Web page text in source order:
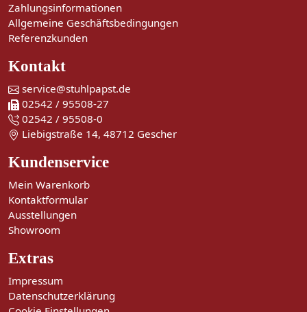
Zahlungsinformationen
Allgemeine Geschäftsbedingungen
Referenzkunden
Kontakt
service@stuhlpapst.de
02542 / 95508-27
02542 / 95508-0
Liebigstraße 14, 48712 Gescher
Kundenservice
Mein Warenkorb
Kontaktformular
Ausstellungen
Showroom
Extras
Impressum
Datenschutzerklärung